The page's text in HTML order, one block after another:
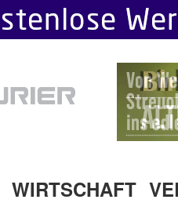
WIRTSCHAFT